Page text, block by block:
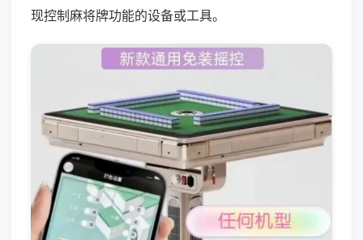
现控制麻将牌功能的设备或工具。